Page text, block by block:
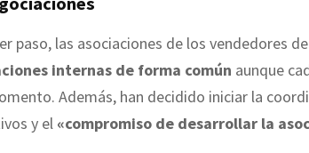
paso, las asociaciones de los vendedores
internas de forma común aunque
Además, han decidido iniciar la
y el «compromiso de desarrollar la